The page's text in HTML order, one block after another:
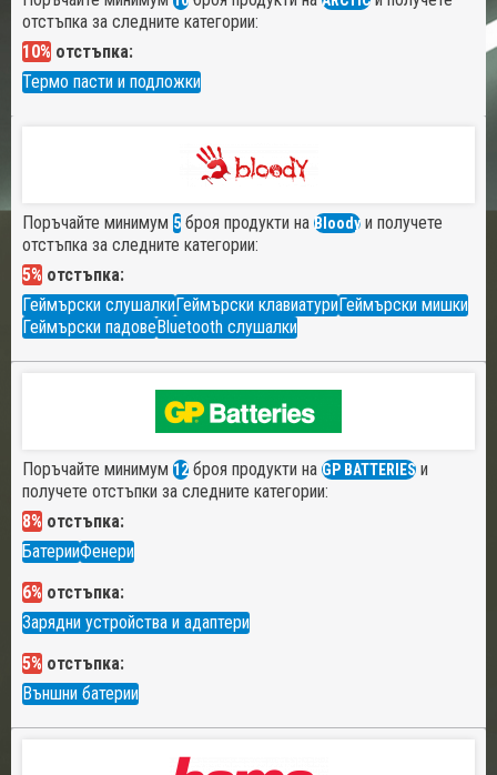
отстъпка за следните категории:
10% отстъпка:
Термо пасти и подложки
Поръчайте минимум 5 броя продукти на Bloody и получете
отстъпка за следните категории:
5% отстъпка:
Геймърски слушалкиГеймърски клавиатуриГеймърски мишки
Геймърски падовеBluetooth слушалки
Поръчайте минимум 12 броя продукти на GP BATTERIES и
получете отстъпки за следните категории:
8% отстъпка:
БатерииФенери
6% отстъпка:
Зарядни устройства и адаптери
5% отстъпка:
Външни батерии